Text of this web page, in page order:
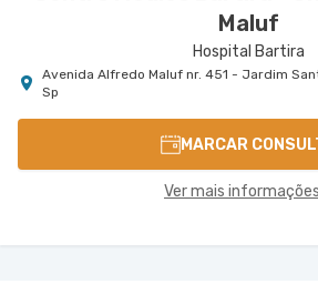
Maluf
Hospital Bartira
Avenida Alfredo Maluf nr. 451 - Jardim
Sp
MARCAR
Ver mais informações